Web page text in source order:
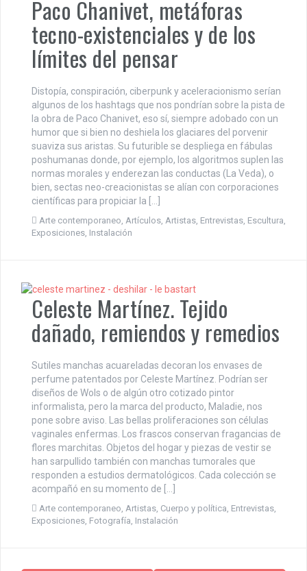
Paco Chanivet, metáforas
tecno-existenciales y de los
límites del pensar
Distopía, conspiración, ciberpunk y aceleracionismo serían
algunos de los hashtags que nos pondrían sobre la pista de
la obra de Paco Chanivet, eso sí, siempre adobado con un
humor que si bien no deshiela los glaciares del porvenir
suaviza sus aristas. Su futurible se despliega en fábulas
poshumanas donde, por ejemplo, los algoritmos suplen las
normas morales y enderezan las conductas (La Veda), o
bien, sectas neo-creacionistas se alían con corporaciones
científicas para propiciar la […]
Arte contemporaneo, Artículos, Artistas, Entrevistas, Escultura,
Exposiciones, Instalación
Celeste Martínez. Tejido
dañado, remiendos y remedios
Sutiles manchas acuareladas decoran los envases de
perfume patentados por Celeste Martínez. Podrían ser
diseños de Wols o de algún otro cotizado pintor
informalista, pero la marca del producto, Maladie, nos
pone sobre aviso. Las bellas proliferaciones son células
vaginales enfermas. Los frascos conservan fragancias de
flores marchitas. Objetos del hogar y piezas de vestir se
han sarpullido también con manchas tumorales que
responden a estudios dermatológicos. Cada colección se
acompañó en su momento de […]
Arte contemporaneo Artistas Cuerpo y política Entrevistas
Exposiciones Fotografía Instalación